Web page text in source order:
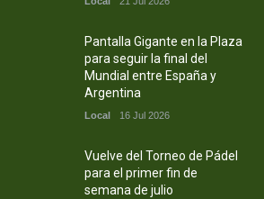
Pantalla Gigante en la Plaza
para seguir la final del
Mundial entre España y
Argentina
Local 16 Jul 2026
Vuelve del Torneo de Pádel
para el primer fin de
semana de julio